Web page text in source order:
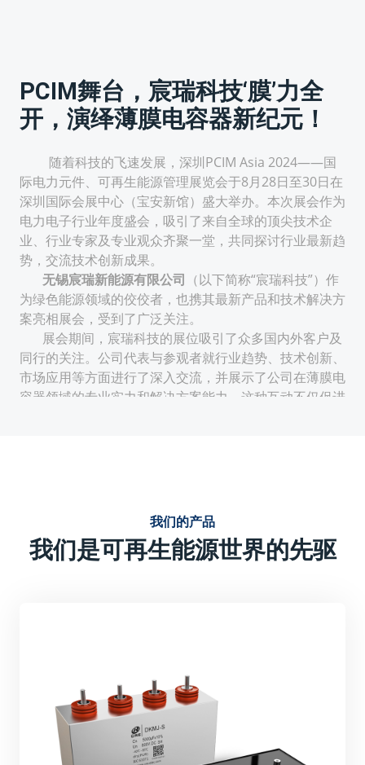
PCIM舞台，宸瑞科技‘膜’力全
开，演绎薄膜电容器新纪元！
随着科技的飞速发展，深圳PCIM Asia 2024——国
际电力元件、可再生能源管理展览会于8月28日至30日在
深圳国际会展中心（宝安新馆）盛大举办。本次展会作为
电力电子行业年度盛会，吸引了来自全球的顶尖技术企
业、行业专家及专业观众齐聚一堂，共同探讨行业最新趋
势，交流技术创新成果。
无锡宸瑞新能源有限公司 （以下简称“宸瑞科技”）作
为绿色能源领域的佼佼者，也携其最新产品和技术解决方
案亮相展会，受到了广泛关注。
展会期间，宸瑞科技的展位吸引了众多国内外客户及
同行的关注。公司代表与参观者就行业趋势、技术创新、
市场应用等方面进行了深入交流，并展示了公司在薄膜电
容器领域的专业实力和解决方案能力。这种互动不仅促进
电气特性稳定、使用寿命周期长、无极性安装便捷等特
点。这些优势使得宸瑞科技的薄膜电容器在电力电子及可
再生能源领域具有广泛的应用前景。
定制化解决方案：
针对光伏、风电等新能源应用场景，宸瑞科技可能提供了
定制化的薄膜电容器解决方案。这些解决方案充分考虑了
新能源系统的特殊需求，如高电压、大电流、宽温度范围
我们的产品
我们是可再生能源世界的先驱